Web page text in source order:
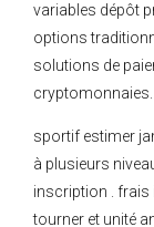
variables dépôt
options
solutions de
cryptomonnaies.
sportif estimer
à plusieurs
inscription . frais
tourner et unité